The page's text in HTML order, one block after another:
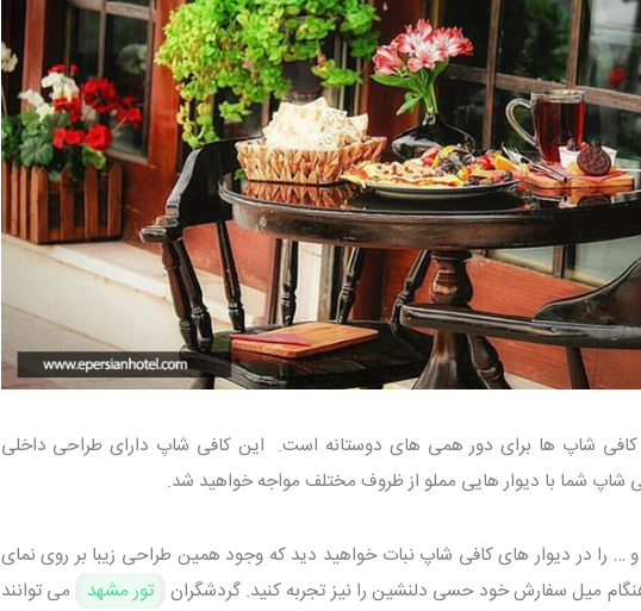
شاپ ها برای دور همی های دوستانه است. این کافی شاپ دارای طراحی داخلی
شاپ شما با دیوار هایی مملو از ظروف مختلف مواجه خواهید شد.
و … را در دیوار های کافی شاپ نبات خواهید دید که وجود همین طراحی زیبا بر روی نمای
میل سفارش خود حسی دلنشین را نیز تجربه کنید. گردشگران تور مشهد
می توانند